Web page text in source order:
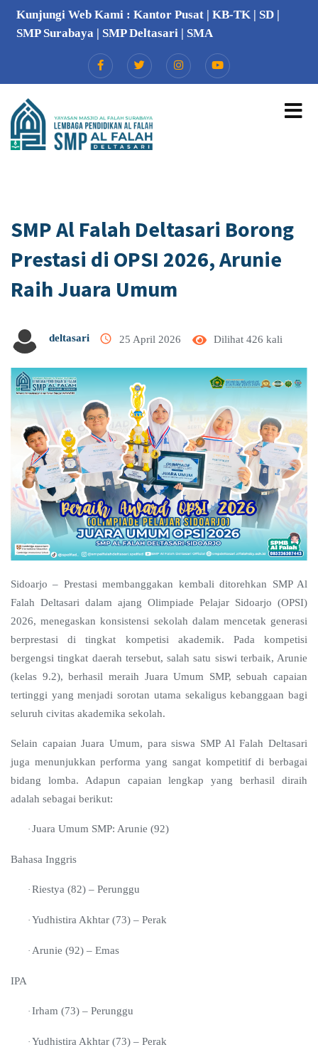
Kunjungi Web Kami : Kantor Pusat | KB-TK | SD |
SMP Surabaya | SMP Deltasari | SMA
SMP Al Falah Deltasari Borong
Prestasi di OPSI 2026, Arunie
Raih Juara Umum
deltasari access_time 25 April 2026 Dilihat 426 kali
Sidoarjo – Prestasi membanggakan kembali ditorehkan SMP Al
Falah Deltasari dalam ajang Olimpiade Pelajar Sidoarjo (OPSI)
2026, menegaskan konsistensi sekolah dalam mencetak generasi
berprestasi di tingkat kompetisi akademik. Pada kompetisi
bergengsi tingkat daerah tersebut, salah satu siswi terbaik, Arunie
(kelas 9.2), berhasil meraih Juara Umum SMP, sebuah capaian
tertinggi yang menjadi sorotan utama sekaligus kebanggaan bagi
seluruh civitas akademika sekolah.
Selain capaian Juara Umum, para siswa SMP Al Falah Deltasari
juga menunjukkan performa yang sangat kompetitif di berbagai
bidang lomba. Adapun capaian lengkap yang berhasil diraih
adalah sebagai berikut:
· Juara Umum SMP: Arunie (92)
Bahasa Inggris
· Riestya (82) – Perunggu
· Yudhistira Akhtar (73) – Perak
· Arunie (92) – Emas
IPA
· Irham (73) – Perunggu
· Yudhistira Akhtar (73) – Perak